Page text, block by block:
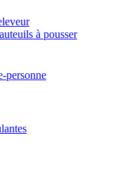
à pousser
personne